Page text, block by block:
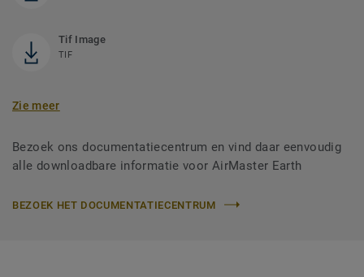
Tif Image
TIF
Zie meer
Bezoek ons documentatiecentrum en vind daar eenvoudig
alle downloadbare informatie voor AirMaster Earth
BEZOEK HET DOCUMENTATIECENTRUM